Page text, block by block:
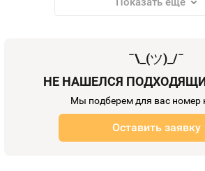
¯\_(ツ)_/¯
НЕ НАШЕЛСЯ
Мы подберем для вас номер
Оставить заявку